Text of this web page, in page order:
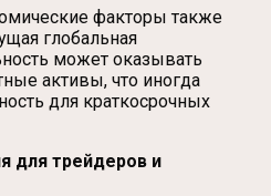
факторы также
глобальная
может оказывать
активы, что иногда
для краткосрочных
для трейдеров и